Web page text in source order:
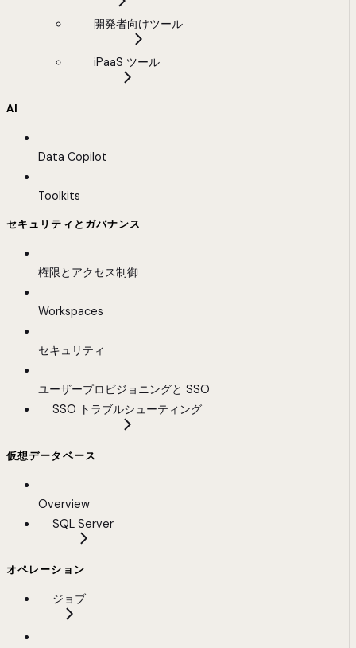
開発者向けツール
iPaaS ツール
AI
Data Copilot
Toolkits
セキュリティとガバナンス
権限とアクセス制御
Workspaces
セキュリティ
ユーザープロビジョニングと SSO
SSO トラブルシューティング
仮想データベース
Overview
SQL Server
オペレーション
ジョブ